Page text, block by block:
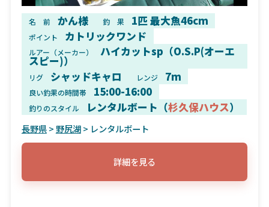
名 前 かん様 釣 果 1匹 最大魚46cm
ポイント カトリックワンド
ルアー（メーカー） ハイカットsp（O.S.P(オーエ
スピー)）
リグ シャッドキャロ レンジ 7m
良い釣果の時間帯 15:00-16:00
釣りのスタイル レンタルボート（杉久保ハウス）
長野県> 野尻湖> レンタルボート
詳細を見る